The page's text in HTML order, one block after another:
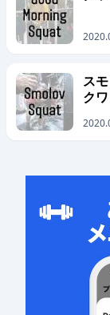
ス
ク